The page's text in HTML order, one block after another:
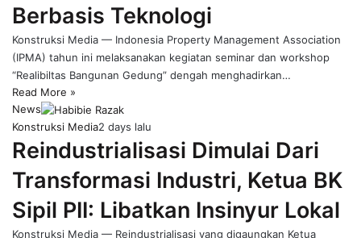
Berbasis Teknologi
Konstruksi Media — Indonesia Property Management Association
(IPMA) tahun ini melaksanakan kegiatan seminar dan workshop
“Realibiltas Bangunan Gedung” dengah menghadirkan…
Read More »
News
Konstruksi Media2 days lalu
Reindustrialisasi Dimulai Dari
Transformasi Industri, Ketua BK
Sipil PII: Libatkan Insinyur Lokal
Konstruksi Media — Reindustrialisasi yang digaungkan Ketua